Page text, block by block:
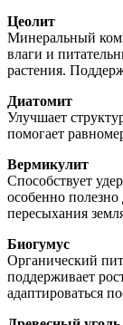
Цеолит
Минеральный
влаги и
растения.
Диатомит
Улучшает
помогает
Вермикулит
Способствует
особенно полезно
пересыхания
Биогумус
Органический
поддерживает
адаптироваться